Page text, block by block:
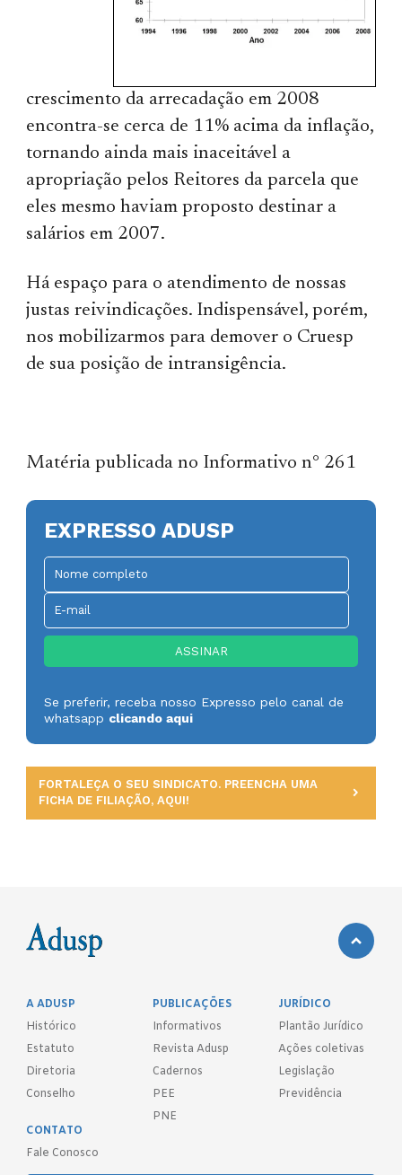
crescimento da arrecadação em 2008
encontra-se cerca de 11% acima da inflação,
tornando ainda mais inaceitável a
apropriação pelos Reitores da parcela que
eles mesmo haviam proposto destinar a
salários em 2007.
Há espaço para o atendimento de nossas
justas reivindicações. Indispensável, porém,
nos mobilizarmos para demover o Cruesp
de sua posição de intransigência.
Matéria publicada no Informativo n° 261
EXPRESSO ADUSP
Se preferir, receba nosso Expresso pelo canal de
whatsapp clicando aqui
FORTALEÇA O SEU SINDICATO. PREENCHA UMA
FICHA DE FILIAÇÃO, AQUI!
A ADUSP
Histórico
Estatuto
Diretoria
Conselho
PUBLICAÇÕES
Informativos
Revista Adusp
Cadernos
PEE
PNE
JURÍDICO
Plantão Jurídico
Ações coletivas
Legislação
Previdência
CONTATO
Fale Conosco